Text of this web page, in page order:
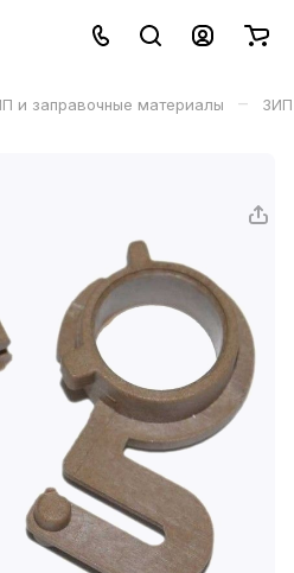
и заправочные материалы – ЗИП